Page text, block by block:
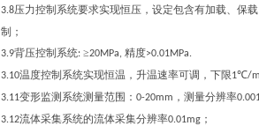
3.8压力控制系统要求实现恒压，设定包含有加载、保
制；
3.9背压控制系统: ≥20MPa, 精度>0.01MPa.
3.10温度控制系统实现恒温，升温速率可调，下限1℃/
3.11变形监测系统测量范围： 0-20mm ，测量分辨率
3.12流体采集系统的流体采集分辨率0.01mg ；